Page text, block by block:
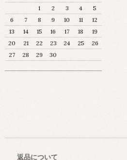
1
2 3 4
5
6
7 8 9 10 11
12
13
14 15 16 17 18
19
20
21 22 23 24 25
26
27
28 29 30
返品について